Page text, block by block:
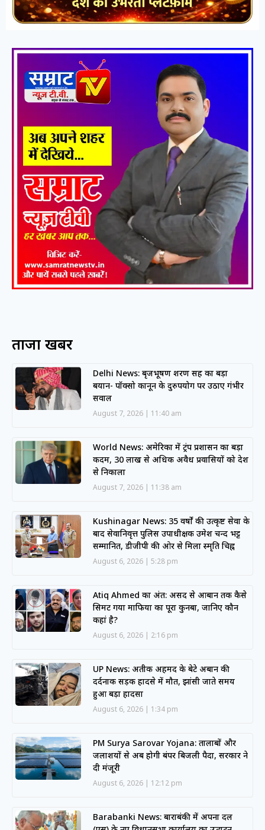
ताजा खबरें
Delhi News: बृजभूषण शरण सिंह का बड़ा
बयान- पॉक्सो कानून के दुरुपयोग पर उठाए गंभीर
सवाल
August 7, 2026 11:40 am
World News: अमेरिका में ट्रंप प्रशासन का बड़ा
कदम, 30 लाख से अधिक अवैध प्रवासियों को देश
से निकाला
August 7, 2026 11:38 am
Kushinagar News: 35 वर्षों की उत्कृष्ट सेवा के
बाद सेवानिवृत्त पुलिस उपाधीक्षक उमेश चन्द भट्ट
सम्मानित, डीजीपी की ओर से मिला स्मृति चिह्न
August 6, 2026 5:28 pm
Atiq Ahmed का अंत: असद से आबान तक कैसे
सिमट गया माफिया का पूरा कुनबा, जानिए कौन
कहां है?
August 6, 2026 2:16 pm
UP News: अतीक अहमद के बेटे अबान की
दर्दनाक सड़क हादसे में मौत, झांसी जाते समय
हुआ बड़ा हादसा
August 6, 2026 1:34 pm
PM Surya Sarovar Yojana: तालाबों और
जलाशयों से अब होगी बंपर बिजली पैदा, सरकार ने
दी मंजूरी
August 6, 2026 12:12 pm
Barabanki News: बाराबंकी में अपना दल